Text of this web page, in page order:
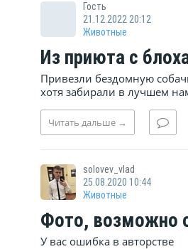
Гость
21.12.2022 20:12
Животные
Из приюта с
Привезли бездомную
хотя забирали в лучшем
Читать дальше →
solovev_vlad
25.08.2020 10:44
Животные
Фото, возможно
У вас ошибка в авторстве